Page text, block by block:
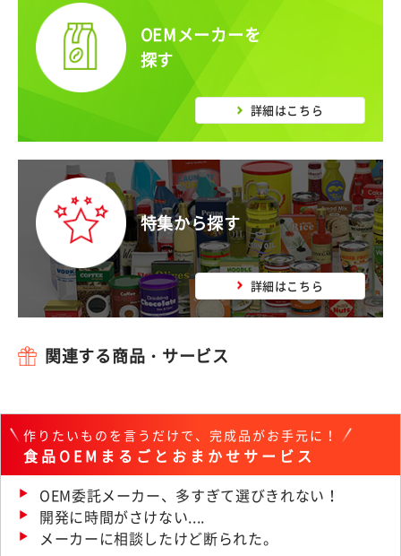
OEMメーカーを
探す
詳細はこちら
特集から探す
詳細はこちら
関連する商品・サービス
作りたいものを言うだけで、完成品がお手元に！
食品OEMまるごとおまかせサービス
OEM委託メーカー、多すぎて選びきれない！
開発に時間がさけない....
メーカーに相談したけど断られた。